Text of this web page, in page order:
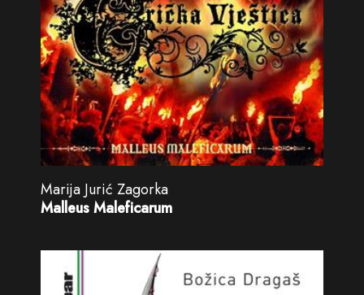
Marija Jurić Zagorka
Malleus Maleficarum